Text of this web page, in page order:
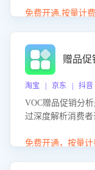
应延迟、竞品价格
免费开通,按量计费
赠品促
淘宝 | 京东 | 抖
VOC赠品促销分
过深度解析消费
销诉求，帮助企业
免费开通，按量计